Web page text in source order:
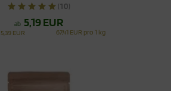
(10)
ab 5,19 EUR
5,39 EUR 67,41 EUR pro 1 kg